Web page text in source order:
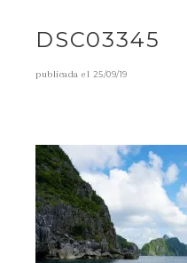
DSC03345
publicada el 25/09/19